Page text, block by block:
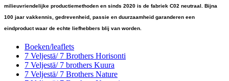
milieuvriendelijke productiemethoden en sinds 2020 is de fabriek C02 neutraal . Bijna
100 jaar vakkennis, gedrevenheid, passie en duurzaamheid garanderen een
eindproduct waar de echte liefhebbers blij van worden.
Boeken/leaflets
7 Veljestä/ 7 Brothers Horisonti
7 Veljestä/ 7 brothers Kuura
7 Veljestä/ 7 Brothers Nature